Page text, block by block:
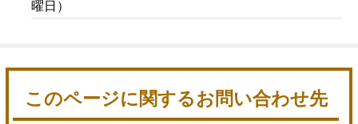
曜日）
このページに関するお問い合わせ先